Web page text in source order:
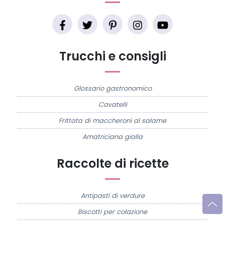
Raccolte di ricette
Antipasti di verdure
Biscotti per colazione
Trucchi e consigli
Glossario gastronomico
Cavatelli
Frittata di maccheroni al salame
Amatriciana gialla